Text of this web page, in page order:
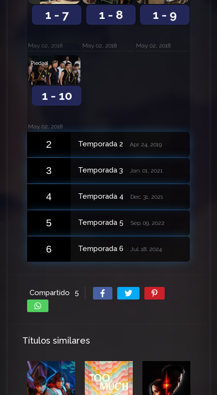
1 - 7
May. 02, 2018
1 - 8
May. 02, 2018
1 - 9
May. 02, 2018
1 - 10
Piedad
May. 02, 2018
2 Temporada 2 Apr. 24, 2019
3 Temporada 3 Jan. 01, 2021
4 Temporada 4 Dec. 31, 2021
5 Temporada 5 Sep. 09, 2022
6 Temporada 6 Jul. 18, 2024
Compartido 5
Títulos similares